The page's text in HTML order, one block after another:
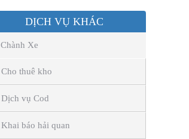
DỊCH VỤ KHÁC
Chành Xe
Cho thuê kho
Dịch vụ Cod
Khai báo hải quan